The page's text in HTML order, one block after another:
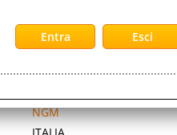
bianca con Swarovski per
NGM